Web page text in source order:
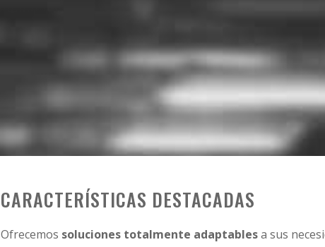
CARACTERÍSTICAS DESTACADAS
Ofrecemos soluciones totalmente adaptablesa sus